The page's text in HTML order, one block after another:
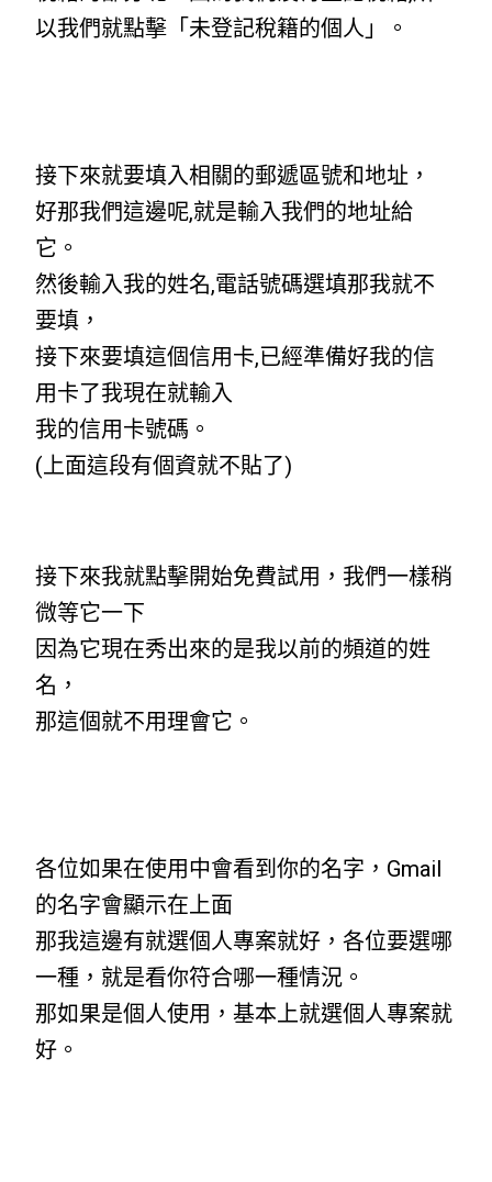
以我們就點擊「未登記稅籍的個人」。
接下來就要填入相關的郵遞區號和地址，
好那我們這邊呢,就是輸入我們的地址給
它。
然後輸入我的姓名,電話號碼選填那我就不
要填，
接下來要填這個信用卡,已經準備好我的信
用卡了我現在就輸入
我的信用卡號碼。
(上面這段有個資就不貼了)
接下來我就點擊開始免費試用，我們一樣稍
微等它一下
因為它現在秀出來的是我以前的頻道的姓
名，
那這個就不用理會它。
各位如果在使用中會看到你的名字，Gmail
的名字會顯示在上面
那我這邊有就選個人專案就好，各位要選哪
一種，就是看你符合哪一種情況。
那如果是個人使用，基本上就選個人專案就
好。